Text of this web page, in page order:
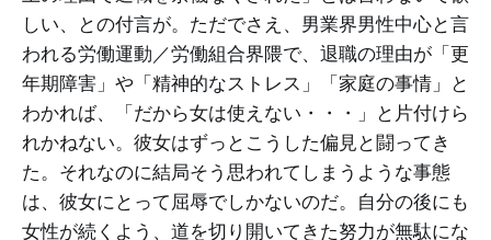
しい、との付言が。ただでさえ、男業界男性中心と言
われる労働運動／労働組合界隈で、退職の理由が「更
年期障害」や「精神的なストレス」「家庭の事情」と
わかれば、「だから女は使えない・・・」と片付けら
れかねない。彼女はずっとこうした偏見と闘ってき
た。それなのに結局そう思われてしまうような事態
は、彼女にとって屈辱でしかないのだ。自分の後にも
女性が続くよう、道を切り開いてきた努力が無駄にな